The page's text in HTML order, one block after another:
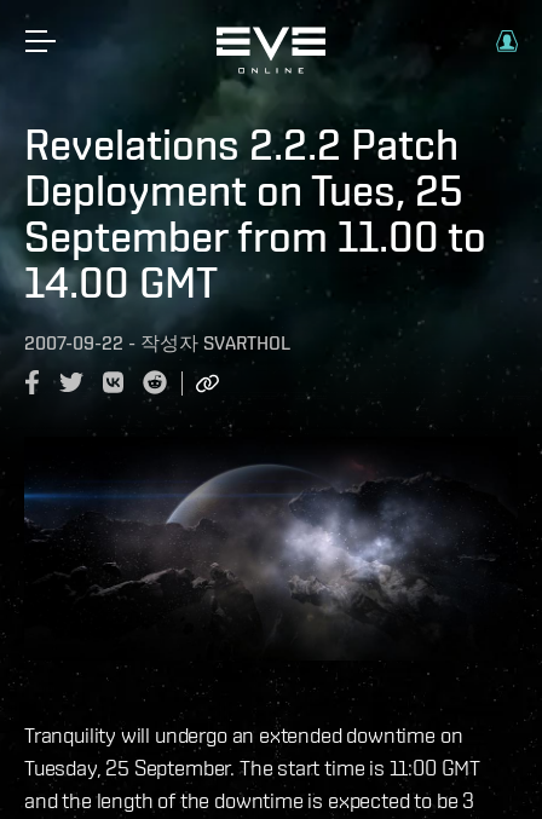
Revelations 2.2.2 Patch
Deployment on Tues, 25
September from 11.00 to
14.00 GMT
2007-09-22 - 작성자 SVARTHOL
Tranquility will undergo an extended downtime on
Tuesday, 25 September. The start time is 11:00 GMT
and the length of the downtime is expected to be 3